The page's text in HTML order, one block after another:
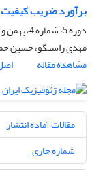
برآورد ضریب کیفیت
دوره 5، شماره 4، بهمن و اسفند 1390، صفحه
مهدی راستگو، حسین
مشاهده مقاله
مقالات آماده انتشار
شماره جاری